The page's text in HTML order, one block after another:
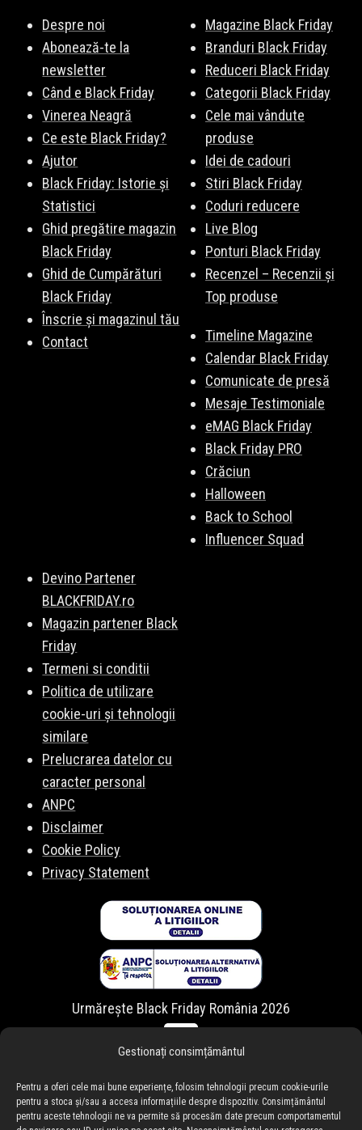
Gestionați consimțământul
Pentru a oferi cele mai bune experiențe, folosim tehnologii precum cookie-urile
pentru a stoca și/sau a accesa informațiile despre dispozitiv. Consimțământul
pentru aceste tehnologii ne va permite să procesăm date precum comportamentul
Despre noi
Abonează-te la
newsletter
Când e Black Friday
Vinerea Neagră
Ce este Black Friday?
Ajutor
Black Friday: Istorie și
Statistici
Ghid pregătire magazin
Black Friday
Ghid de Cumpărături
Black Friday
Înscrie și magazinul tău
Contact
Magazine Black Friday
Branduri Black Friday
Reduceri Black Friday
Categorii Black Friday
Cele mai vândute
produse
Idei de cadouri
Stiri Black Friday
Coduri reducere
Live Blog
Ponturi Black Friday
Recenzel – Recenzii și
Top produse
Timeline Magazine
Calendar Black Friday
Comunicate de presă
Mesaje Testimoniale
eMAG Black Friday
Black Friday PRO
Crăciun
Halloween
Back to School
Influencer Squad
Devino Partener
BLACKFRIDAY.ro
Magazin partener Black
Friday
Termeni si conditii
Politica de utilizare
cookie-uri și tehnologii
similare
Prelucrarea datelor cu
caracter personal
ANPC
Disclaimer
Cookie Policy
Privacy Statement
Urmărește Black Friday România 2026